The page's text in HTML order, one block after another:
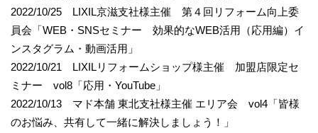
2022/10/25 LIXIL京滋支社様主催 第４回リフォーム向上委
員会「WEB・SNSセミナー 効果的なWEB活用（応用編）イ
ンスタグラム・動画活用」
2022/10/21 LIXILリフォームショップ様主催 加盟店限定セ
ミナー vol8「応用・YouTube」
2022/10/13 マド本舗 東北支社様主催 エリア会 vol4「皆様
のお悩み、共有して一緒に解決しましょう！」